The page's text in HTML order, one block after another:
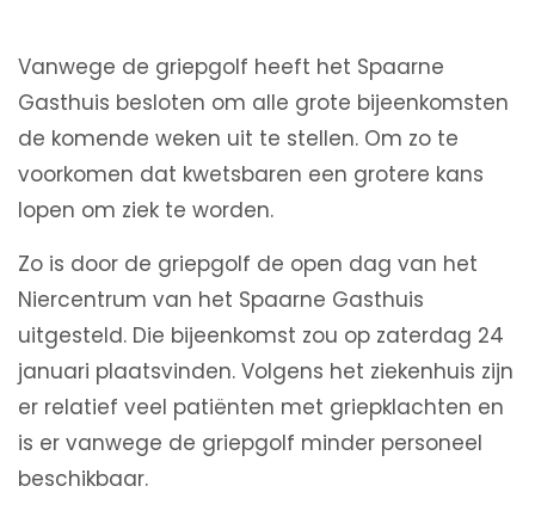
Vanwege de griepgolf heeft het Spaarne
Gasthuis besloten om alle grote bijeenkomsten
de komende weken uit te stellen. Om zo te
voorkomen dat kwetsbaren een grotere kans
lopen om ziek te worden.
Zo is door de griepgolf de open dag van het
Niercentrum van het Spaarne Gasthuis
uitgesteld. Die bijeenkomst zou op zaterdag 24
januari plaatsvinden. Volgens het ziekenhuis zijn
er relatief veel patiënten met griepklachten en
is er vanwege de griepgolf minder personeel
beschikbaar.